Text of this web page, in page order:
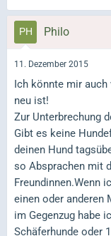
Philo
11. Dezember 2015
Ich könnte mir
neu ist!
Zur Unterbrechung
Gibt es keine
deinen Hund
so Absprachen mit
Freundinnen.Wenn
einen oder anderen
im Gegenzug habe
Schäferhunde oder